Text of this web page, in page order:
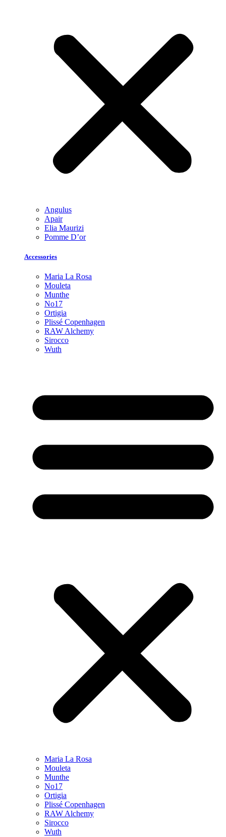
Angulus
Apair
Elia Maurizi
Pomme D’or
Accessories
Maria La Rosa
Mouleta
Munthe
No17
Ortigia
Plissé Copenhagen
RAW Alchemy
Sirocco
Wuth
Maria La Rosa
Mouleta
Munthe
No17
Ortigia
Plissé Copenhagen
RAW Alchemy
Sirocco
Wuth